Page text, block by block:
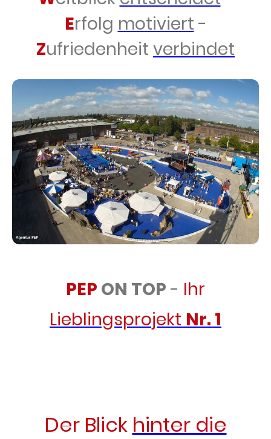
Erfolg motiviert -
Zufriedenheit verbindet
PEP ON TOP - Ihr
Lieblingsprojekt Nr. 1
Der Blick hinter die